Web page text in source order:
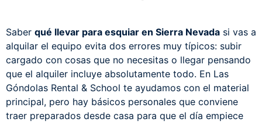
Saber qué llevar para esquiar en Sierra Nevada si vas a
alquilar el equipo evita dos errores muy típicos: subir
cargado con cosas que no necesitas o llegar pensando
que el alquiler incluye absolutamente todo. En Las
Góndolas Rental & School te ayudamos con el material
principal, pero hay básicos personales que conviene
traer preparados desde casa para que el día empiece